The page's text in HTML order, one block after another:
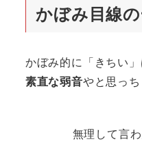
かぼみ目線
かぼみ的に「きちい」
素直な弱音やと思っち
無理して言わ